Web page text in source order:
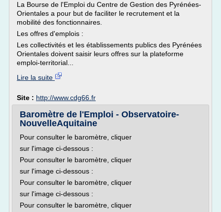
La Bourse de l'Emploi du Centre de Gestion des Pyrénées-
Orientales a pour but de faciliter le recrutement et la
mobilité des fonctionnaires.
Les offres d'emplois :
Les collectivités et les établissements publics des Pyrénées
Orientales doivent saisir leurs offres sur la plateforme
emploi-territorial...
Lire la suite
Site : http://www.cdg66.fr
Baromètre de l'Emploi - Observatoire-
NouvelleAquitaine
Pour consulter le baromètre, cliquer
sur l'image ci-dessous :
Pour consulter le baromètre, cliquer
sur l'image ci-dessous :
Pour consulter le baromètre, cliquer
sur l'image ci-dessous :
Pour consulter le baromètre, cliquer